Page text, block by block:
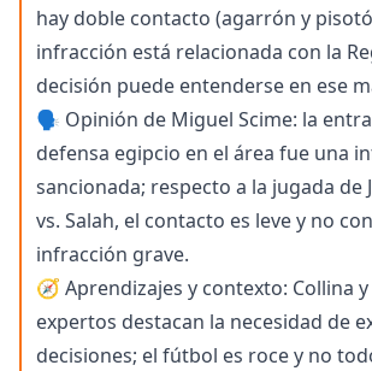
hay doble contacto (agarrón y
infracción está relacionada con la
decisión puede entenderse en ese
🗣️ Opinión de Miguel Scime: la
defensa egipcio en el área fue una
sancionada; respecto a la jugada de
vs. Salah, el contacto es leve y no
infracción grave.
🧭 Aprendizajes y contexto: Collina
expertos destacan la necesidad de
decisiones; el fútbol es roce y no